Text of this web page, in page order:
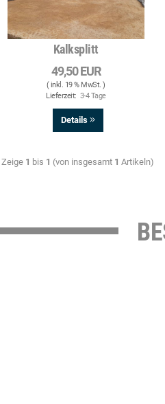
Kalksplitt
49,50 EUR
( inkl. 19 % MwSt. )
Lieferzeit: 3-4 Tage
Details
Zeige 1 bis 1 (von insgesamt 1 Artikeln)